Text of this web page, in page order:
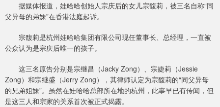
据媒体报道，娃哈哈创始人宗庆后的女儿宗馥莉，被三名自称“同
父异母的弟妹”在香港法庭起诉。
宗馥莉是杭州娃哈哈集团有限公司现任董事长、总经理，一直被
公众认为是宗庆后唯一的孩子。
这三名原告分别是宗继昌（Jacky Zong）、宗婕莉（Jessie
Zong）和宗继盛（Jerry Zong），其律师认定为宗馥莉的“同父异母
的兄弟姐妹”。虽然在娃哈哈总部所在地的杭州，此事早已有传闻，但
是这三人和宗家的关系首次被正式揭露。